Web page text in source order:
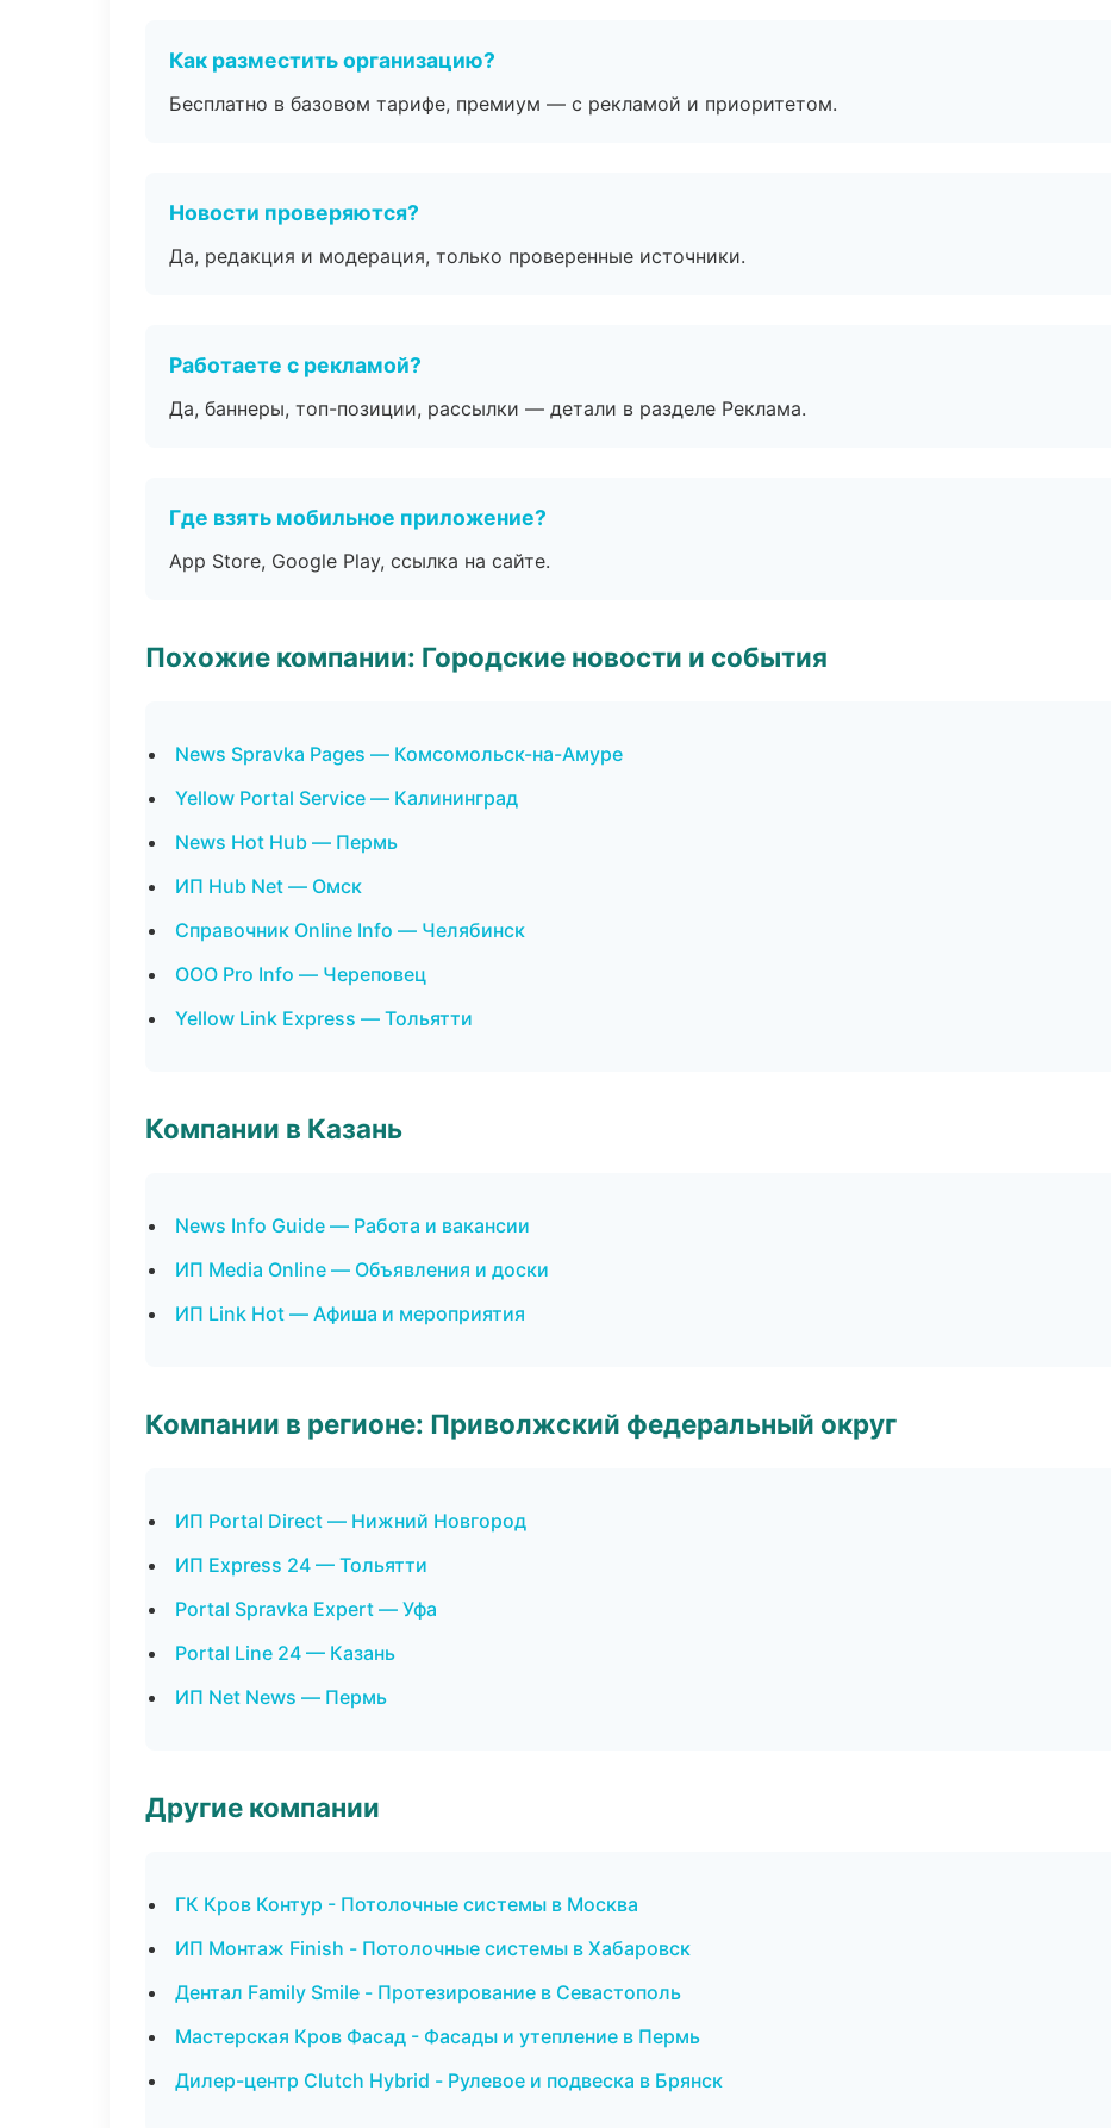
Как разместить организацию?
Бесплатно в базовом тарифе, премиум — с рекламой и приоритетом.
Новости проверяются?
Да, редакция и модерация, только проверенные источники.
Работаете с рекламой?
Да, баннеры, топ-позиции, рассылки — детали в разделе Реклама.
Где взять мобильное приложение?
App Store, Google Play, ссылка на сайте.
Похожие компании: Городские новости и события
News Spravka Pages — Комсомольск-на-Амуре
Yellow Portal Service — Калининград
News Hot Hub — Пермь
ИП Hub Net — Омск
Справочник Online Info — Челябинск
ООО Pro Info — Череповец
Yellow Link Express — Тольятти
Компании в Казань
News Info Guide — Работа и вакансии
ИП Media Online — Объявления и доски
ИП Link Hot — Афиша и мероприятия
Компании в регионе: Приволжский федеральный округ
ИП Portal Direct — Нижний Новгород
ИП Express 24 — Тольятти
Portal Spravka Expert — Уфа
Portal Line 24 — Казань
ИП Net News — Пермь
Другие компании
ГК Кров Контур - Потолочные системы в Москва
ИП Монтаж Finish - Потолочные системы в Хабаровск
Дентал Family Smile - Протезирование в Севастополь
Мастерская Кров Фасад - Фасады и утепление в Пермь
Дилер-центр Clutch Hybrid - Рулевое и подвеска в Брянск